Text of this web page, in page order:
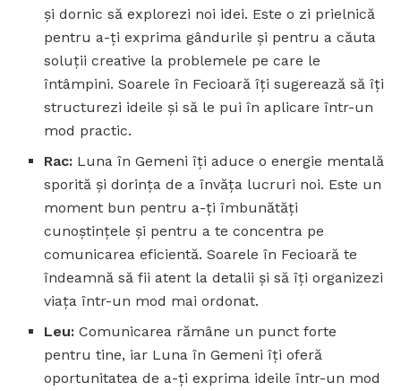
și dornic să explorezi noi idei. Este o zi prielnică
pentru a-ți exprima gândurile și pentru a căuta
soluții creative la problemele pe care le
întâmpini. Soarele în Fecioară îți sugerează să îți
structurezi ideile și să le pui în aplicare într-un
mod practic.
Rac: Luna în Gemeni îți aduce o energie mentală
sporită și dorința de a învăța lucruri noi. Este un
moment bun pentru a-ți îmbunătăți
cunoștințele și pentru a te concentra pe
comunicarea eficientă. Soarele în Fecioară te
îndeamnă să fii atent la detalii și să îți organizezi
viața într-un mod mai ordonat.
Leu: Comunicarea rămâne un punct forte
pentru tine, iar Luna în Gemeni îți oferă
oportunitatea de a-ți exprima ideile într-un mod